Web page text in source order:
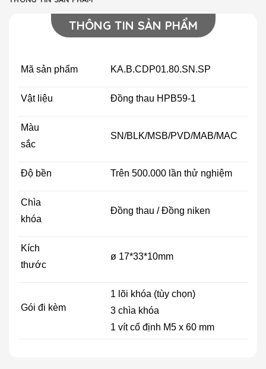
THÔNG TIN SẢN PHẨM
Mã sản phẩm KA.B.CDP01.80.SN.SP
Vật liệu Đồng thau HPB59-1
Màu
sắc
SN/BLK/MSB/PVD/MAB/MAC
Độ bền Trên 500.000 lần thử nghiệm
Chìa
khóa
Đồng thau / Đồng niken
Kích
thước
ø 17*33*10mm
Gói đi kèm
1 lõi khóa (tùy chọn)
3 chìa khóa
1 vít cố định M5 x 60 mm